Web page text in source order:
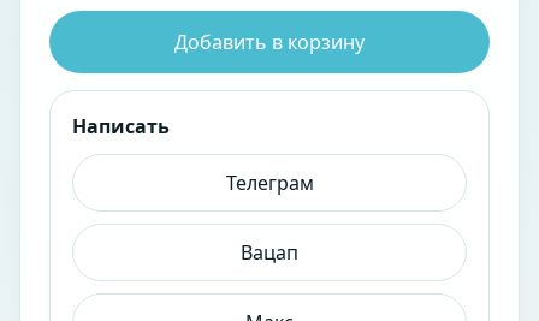
Добавить в корзину
Написать
Телеграм
Вацап